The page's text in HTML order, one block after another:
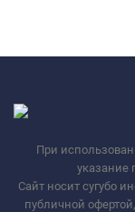
При
указание
Сайт носит сугубо
публичной